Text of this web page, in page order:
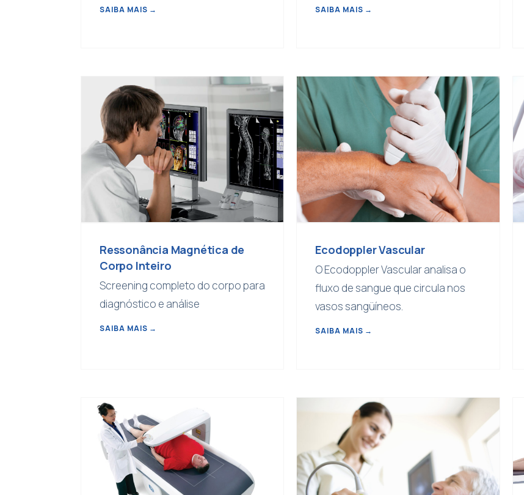
SAIBA MAIS → SAIBA MAIS →
Ressonância Magnética de
Corpo Inteiro
Screening completo do corpo para
diagnóstico e análise
SAIBA MAIS →
Ecodoppler Vascular
O Ecodoppler Vascular analisa o
fluxo de sangue que circula nos
vasos sangüíneos.
SAIBA MAIS →